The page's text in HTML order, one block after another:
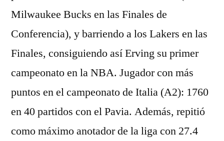
Milwaukee Bucks en las Finales de
Conferencia), y barriendo a los Lakers en las
Finales, consiguiendo así Erving su primer
campeonato en la NBA. Jugador con más
puntos en el campeonato de Italia (A2): 1760
en 40 partidos con el Pavia. Además, repitió
como máximo anotador de la liga con 27.4